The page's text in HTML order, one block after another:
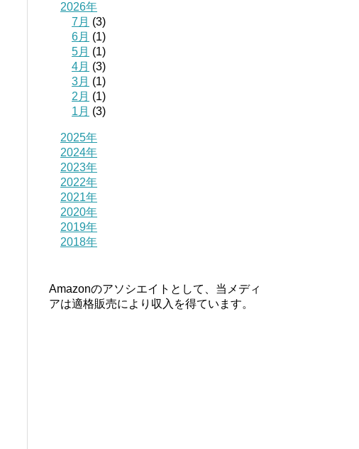
2026年
7月 (3)
6月 (1)
5月 (1)
4月 (3)
3月 (1)
2月 (1)
1月 (3)
2025年
2024年
2023年
2022年
2021年
2020年
2019年
2018年
Amazonのアソシエイトとして、当メディ
アは適格販売により収入を得ています。